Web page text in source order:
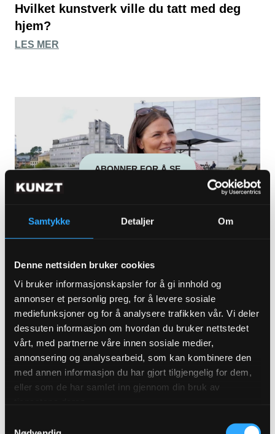
Samtykke Detaljer Om
Denne nettsiden bruker cookies
Vi bruker informasjonskapsler for å gi innhold og
annonser et personlig preg, for å levere sosiale
mediefunksjoner og for å analysere trafikken vår. Vi deler
dessuten informasjon om hvordan du bruker nettstedet
vårt, med partnerne våre innen sosiale medier,
annonsering og analysearbeid, som kan kombinere den
med annen informasjon du har gjort tilgjengelig for dem,
eller som de har samlet inn gjennom din bruk av
Hvilket kunstverk ville du tatt med deg
hjem?
LES MER
ABONNER FOR Å SE
Sunniva Tillson på Nasjonalmuseet om
formidling, offentlig pengebruk og mer
LES MER